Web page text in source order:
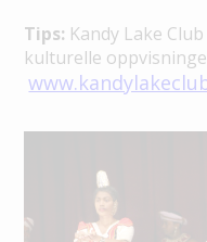
Tips: Kandy Lake
kulturelle